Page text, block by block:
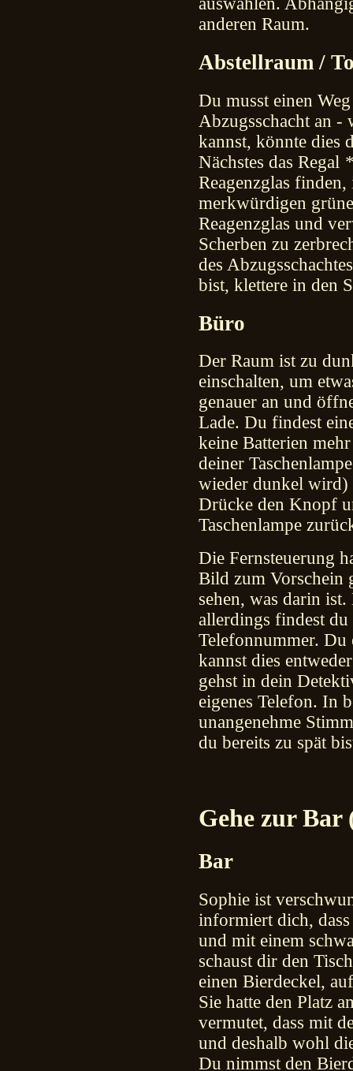
anderen Raum.
Abstellraum /
Du musst einen
Abzugsschacht an -
kannst, könnte dies
Nächstes das Regal
Reagenzglas
merkwürdigen
Reagenzglas und
Scherben zu
des
bist, klettere in den
Büro
Der Raum ist zu
einschalten, um
genauer an und
Lade. Du findest
keine Batterien
deiner
wieder dunkel wird)
Drücke den Knopf
Taschenlampe
Die Fernsteuerung
Bild zum Vorschein
sehen, was darin
allerdings findest
Telefonnummer.
kannst dies
gehst in dein
eigenes Telefon. In
unangenehme
du bereits zu spät
Gehe zur Bar
Bar
Sophie ist
informiert dich,
und mit einem
schaust dir den
einen Bierdeckel,
Sie hatte den Platz
vermutet, dass mit
und deshalb wohl
Du nimmst den